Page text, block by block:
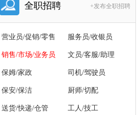
全职招聘 +发布全职招聘
营业员/促销/零售 服务员/收银员
销售/市场/业务员 文员/客服/助理
保姆/家政 司机/驾驶员
保安/保洁 厨师/切配
送货/快递/仓管 工人/技工